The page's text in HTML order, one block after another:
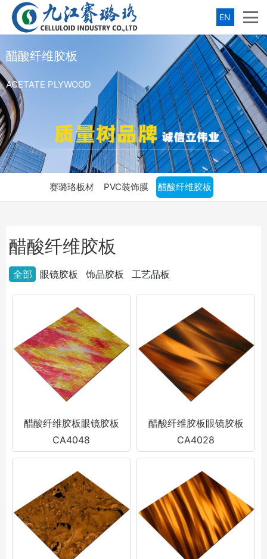
EN
醋酸纤维胶板
ACETATE PLYWOOD
赛璐珞板材 PVC装饰膜 醋酸纤维胶板
醋酸纤维胶板
全部 眼镜胶板 饰品胶板 工艺品板
醋酸纤维胶板眼镜胶板
CA4048
醋酸纤维胶板眼镜胶板
CA4028